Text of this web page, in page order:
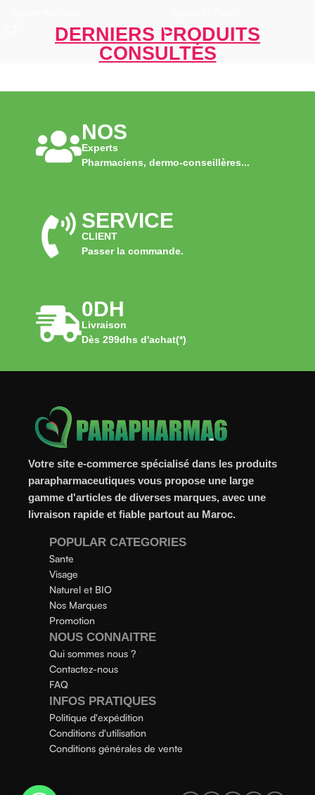
DERNIERS PRODUITS
CONSULTÉS
NOS
Experts
Pharmaciens, dermo-conseillères...
SERVICE
CLIENT
Passer la commande.
0DH
Livraison
Dès 299dhs d'achat(*)
Votre site e-commerce spécialisé dans les produits
parapharmaceutiques vous propose une large
gamme d'articles de diverses marques, avec une
livraison rapide et fiable partout au Maroc.
POPULAR CATEGORIES
Sante
Visage
Naturel et BIO
Nos Marques
Promotion
NOUS CONNAITRE
Qui sommes nous ?
Contactez-nous
FAQ
INFOS PRATIQUES
Politique d'expédition
Conditions d'utilisation
Conditions générales de vente